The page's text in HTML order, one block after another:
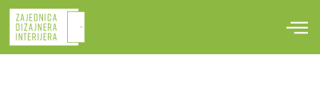
Skip
content